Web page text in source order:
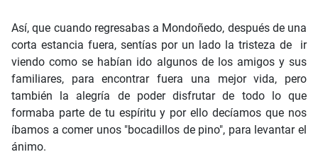
Así, que cuando regresabas a Mondoñedo, después de una
corta estancia fuera, sentías por un lado la tristeza de ir
viendo como se habían ido algunos de los amigos y sus
familiares, para encontrar fuera una mejor vida, pero
también la alegría de poder disfrutar de todo lo que
formaba parte de tu espíritu y por ello decíamos que nos
íbamos a comer unos "bocadillos de pino", para levantar el
ánimo.